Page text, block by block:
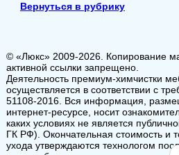
Вернуться в рубрику
© «Люкс» 2009-2026. Копирование
активной ссылки запрещено.
Деятельность премиум-химчистки
осуществляется в соответствии с
51108-2016. Вся информация,
интернет-ресурсе, носит
каких условиях не является
ГК РФ). Окончательная стоимость и
ухода утверждаются технологом